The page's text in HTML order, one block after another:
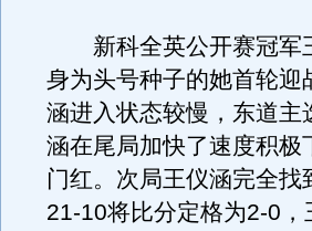
新科全英公开赛冠军
身为头号种子的她首轮
涵进入状态较慢，东道
涵在尾局加快了速度积
门红。次局王仪涵完全
21-10将比分定格为2-0